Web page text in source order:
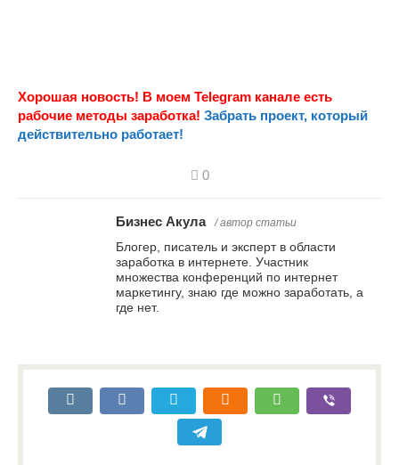
Хорошая новость! В моем Telegram канале есть
рабочие методы заработка! Забрать проект, который
действительно работает!
0
Бизнес Акула / автор статьи
Блогер, писатель и эксперт в области
заработка в интернете. Участник
множества конференций по интернет
маркетингу, знаю где можно заработать, а
где нет.